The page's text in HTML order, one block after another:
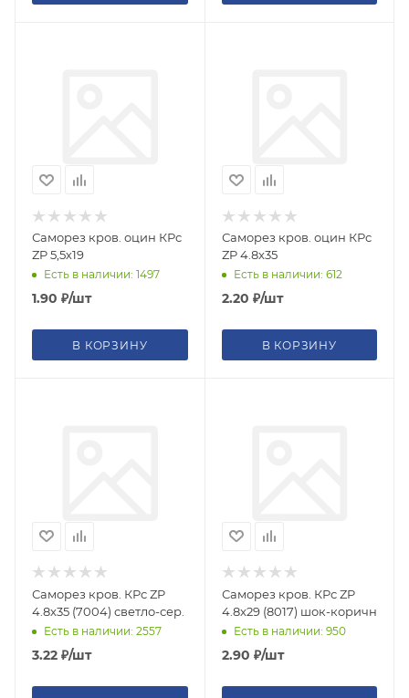
Саморез кров. оцин КРс
ZP 5,5х19
Есть в наличии: 1497
1.90 ₽/шт
В КОРЗИНУ
Саморез кров. оцин КРс
ZP 4.8x35
Есть в наличии: 612
2.20 ₽/шт
В КОРЗИНУ
Саморез кров. КРс ZP
4.8x35 (7004) светло-сер.
Есть в наличии: 2557
3.22 ₽/шт
Саморез кров. КРс ZP
4.8x29 (8017) шок-коричн
Есть в наличии: 950
2.90 ₽/шт